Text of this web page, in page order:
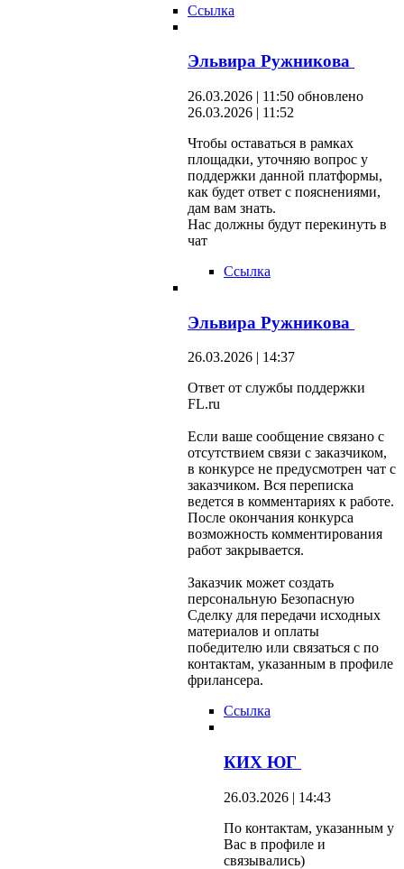
Ссылка
Эльвира Ружникова
26.03.2026 | 11:50 обновлено
26.03.2026 | 11:52
Чтобы оставаться в рамках
площадки, уточняю вопрос у
поддержки данной платформы,
как будет ответ с пояснениями,
дам вам знать.
Нас должны будут перекинуть в
чат
Ссылка
Эльвира Ружникова
26.03.2026 | 14:37
Ответ от службы поддержки
FL.ru
Если ваше сообщение связано с
отсутствием связи с заказчиком,
в конкурсе не предусмотрен чат с
заказчиком. Вся переписка
ведется в комментариях к работе.
После окончания конкурса
возможность комментирования
работ закрывается.
Заказчик может создать
персональную Безопасную
Сделку для передачи исходных
материалов и оплаты
победителю или связаться с по
контактам, указанным в профиле
фрилансера.
Ссылка
КИХ ЮГ
26.03.2026 | 14:43
По контактам, указанным у
Вас в профиле и
связывались)